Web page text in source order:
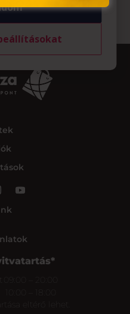
eltérő lehet.